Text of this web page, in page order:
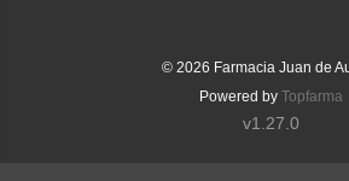
© 2026 Farmacia Juan de
Powered by Topfarma
v1.27.0